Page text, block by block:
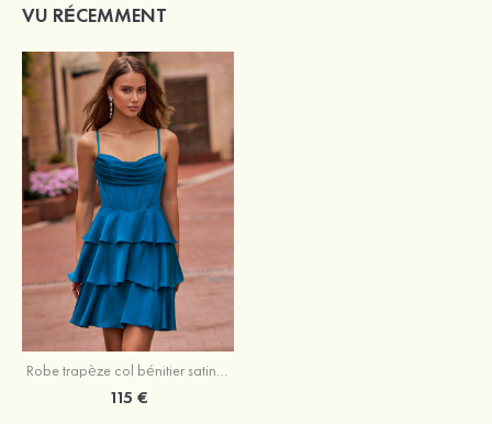
VU RÉCEMMENT
Robe trapèze col bénitier satin extensible courte/mini robe de fête de la rentré avec plissé volants
115 €